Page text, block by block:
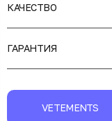
КАЧЕСТВО
ГАРАНТИЯ
VETEMENTS